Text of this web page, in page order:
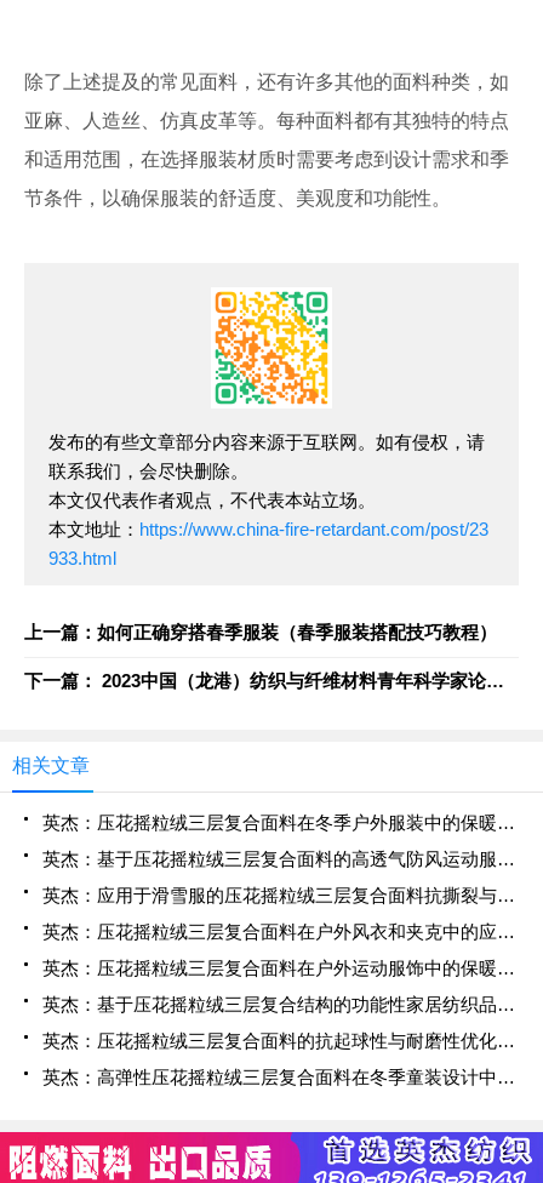
除了上述提及的常见面料，还有许多其他的面料种类，如
亚麻、人造丝、仿真皮革等。每种面料都有其独特的特点
和适用范围，在选择服装材质时需要考虑到设计需求和季
节条件，以确保服装的舒适度、美观度和功能性。
发布的有些文章部分内容来源于互联网。如有侵权，请
联系我们，会尽快删除。
本文仅代表作者观点，不代表本站立场。
本文地址： https://www.china-fire-retardant.com/post/23
933.html
上一篇：如何正确穿搭春季服装（春季服装搭配技巧教程）
下一篇： 2023中国（龙港）纺织与纤维材料青年科学家论坛召开
相关文章
英杰：压花摇粒绒三层复合面料在冬季户外服装中的保暖性能优化研究
英杰：基于压花摇粒绒三层复合面料的高透气防风运动服饰开发
英杰：应用于滑雪服的压花摇粒绒三层复合面料抗撕裂与耐磨性提升技术
英杰：压花摇粒绒三层复合面料在户外风衣和夹克中的应用与性能
英杰：压花摇粒绒三层复合面料在户外运动服饰中的保暖与透气性能研究
英杰：基于压花摇粒绒三层复合结构的功能性家居纺织品开发与应用
英杰：压花摇粒绒三层复合面料的抗起球性与耐磨性优化技术分析
英杰：高弹性压花摇粒绒三层复合面料在冬季童装设计中的应用实践